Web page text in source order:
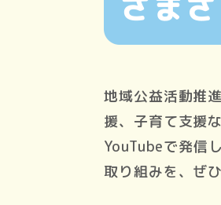
地域公益活動推
援、子育て支援
YouTubeで発信
取り組みを、ぜ